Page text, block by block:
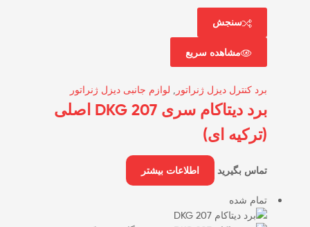
سنجش
مشاهده سریع
برد کنترل دیزل ژنراتور لوازم جانبی دیزل ژنراتور
برد دیتاکام سری DKG 207 اصلی
(ترکیه ای)
تماس بگیرید اطلاعات بیشتر
تمام شده